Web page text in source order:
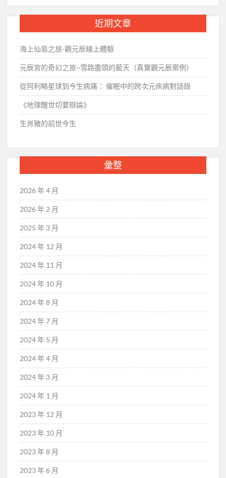
關
字:
近期文章
海上仙島之旅-觀元辰線上體驗
元辰宮的奇幻之旅~雪路盡頭的藍天（真實觀元辰案例）
從阿利略星球到今生病痛： 催眠中的跨次元疾病對話錄
《地理醒世切要辯論》
生肖豬的前世今生
彙整
2026 年 4 月
2026 年 2 月
2025 年 3 月
2024 年 12 月
2024 年 11 月
2024 年 10 月
2024 年 8 月
2024 年 7 月
2024 年 5 月
2024 年 4 月
2024 年 3 月
2024 年 1 月
2023 年 12 月
2023 年 10 月
2023 年 8 月
2023 年 6 月